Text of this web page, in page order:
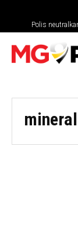
Polis